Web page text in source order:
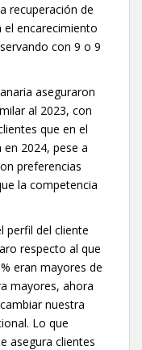
recuperación de
el encarecimiento
con 9 o 9
aseguraron
al 2023, con
que en el
en 2024, pese a
preferencias
la competencia
perfil del cliente
respecto al que
eran mayores de
mayores, ahora
nuestra
Lo que
asegura clientes